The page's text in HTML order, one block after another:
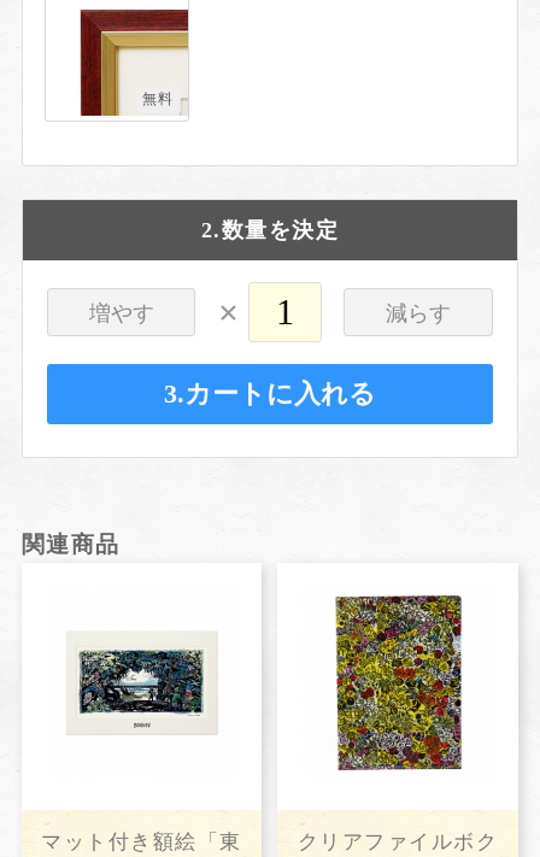
無料
2.数量を決定
増やす × 減らす
3.カートに入れる
関連商品
マット付き額絵「東
クリアファイルボク